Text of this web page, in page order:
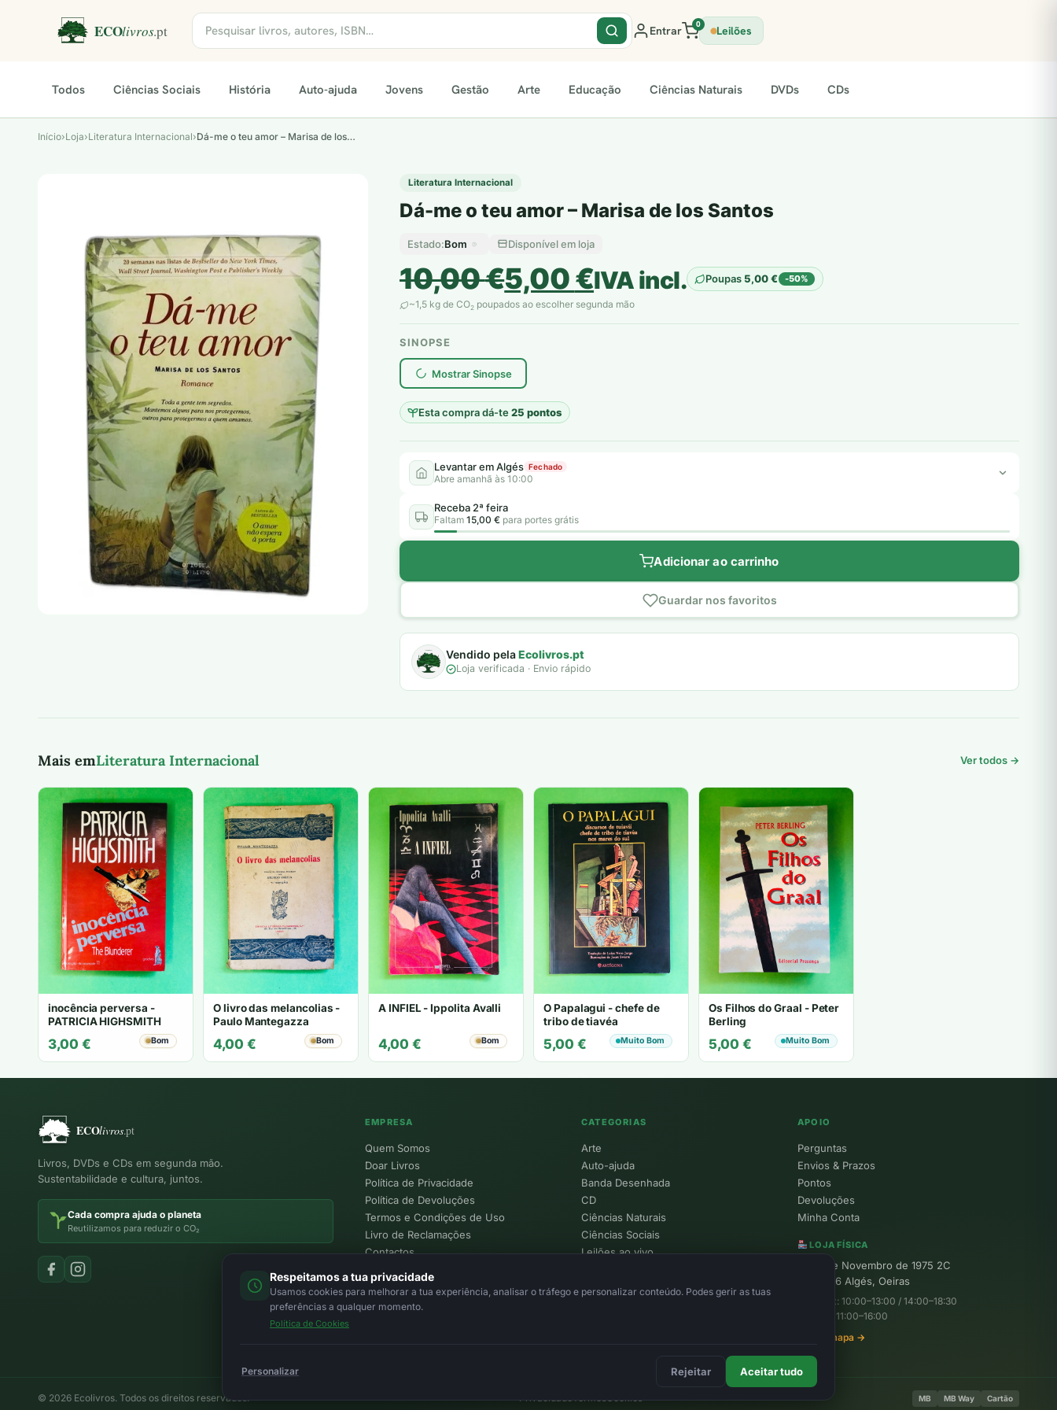
Entrar 0 Leilões
Todos Ciências Sociais História Auto-ajuda Jovens Gestão Arte Educação Ciências Naturais DVDs CDs
Início›Loja›Literatura Internacional›Dá-me o teu amor – Marisa de los…
Literatura Internacional
Dá-me o teu amor – Marisa de los Santos
Estado:Bom Disponível em loja
10,00€
O
preço
original
era:
10,00 €.
5,00€
O
preço
atual
é:
5,00 €.
IVA incl. Poupas5,00€ -50%
~1,5 kg de CO2 poupados ao escolher segunda mão
SINOPSE
Mostrar Sinopse
Esta compra dá-te25 pontos
plantar árvores reais
Levantar em Algés Fechado
Abre amanhã às 10:00
Receba 2ª feira
Faltam 15,00 € para portes grátis
Adicionar ao carrinho
Guardar nos favoritos
Vendido pelaEcolivros.pt
Loja verificada · Envio rápido
Mais emLiteratura Internacional Ver todos →
inocência perversa -
PATRICIA HIGHSMITH
3,00 € Bom
O livro das melancolias -
Paulo Mantegazza
4,00 € Bom
A INFIEL - Ippolita Avalli
4,00 € Bom
O Papalagui - chefe de
tribo de tiavéa
5,00 € Muito Bom
Os Filhos do Graal - Peter
Berling
5,00 € Muito Bom
Livros, DVDs e CDs em segunda mão.
Sustentabilidade e cultura, juntos.
Cada compra ajuda o planeta
Reutilizamos para reduzir o CO₂
EMPRESA
Quem Somos
Doar Livros
Política de Privacidade
Política de Devoluções
Termos e Condições de Uso
Livro de Reclamações
Contactos
CATEGORIAS
Arte
Auto-ajuda
Banda Desenhada
CD
Ciências Naturais
Ciências Sociais
Leilões ao vivo
APOIO
Perguntas
Envios & Prazos
Pontos
Devoluções
Minha Conta
LOJA FÍSICA
R. 25 de Novembro de 1975 2C
1495-156 Algés, Oeiras
Seg–Sex: 10:00–13:00 / 14:00–18:30
Sábado: 11:00–16:00
Ver no mapa →
© 2026 Ecolivros. Todos os direitos reservados. PrivacidadeTermosCookies MB MB Way Cartão
Respeitamos a tua privacidade
Usamos cookies para melhorar a tua experiência, analisar o tráfego e personalizar conteúdo. Podes gerir as tuas
preferências a qualquer momento.
Política de Cookies
Personalizar Rejeitar Aceitar tudo